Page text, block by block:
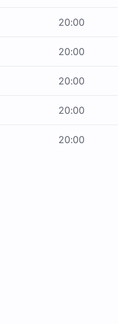
20:00
20:00
20:00
20:00
20:00